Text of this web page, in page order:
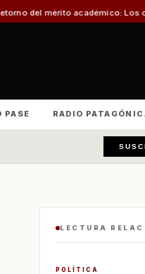
Los cambios que se
PASE RADIO
LECTURA
POLÍTICA